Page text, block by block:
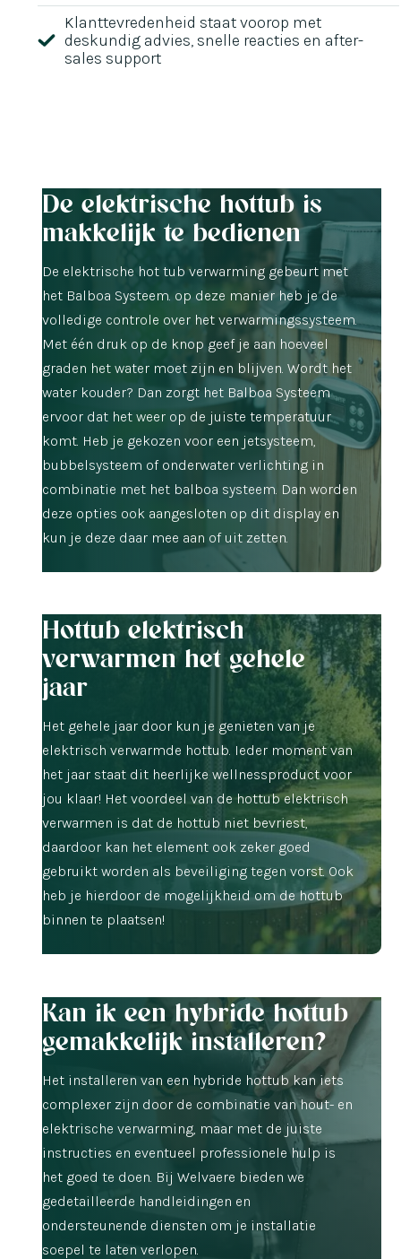
Klanttevredenheid staat voorop met
deskundig advies, snelle reacties en after-
sales support
De elektrische hottub is
makkelijk te bedienen
De elektrische hot tub verwarming gebeurt met
het Balboa Systeem. op deze manier heb je de
volledige controle over het verwarmingssysteem.
Met één druk op de knop geef je aan hoeveel
graden het water moet zijn en blijven. Wordt het
water kouder? Dan zorgt het Balboa Systeem
ervoor dat het weer op de juiste temperatuur
komt. Heb je gekozen voor een jetsysteem,
bubbelsysteem of onderwater verlichting in
combinatie met het balboa systeem. Dan worden
deze opties ook aangesloten op dit display en
kun je deze daar mee aan of uit zetten.
Hottub elektrisch
verwarmen het gehele
jaar
Het gehele jaar door kun je genieten van je
elektrisch verwarmde hottub. Ieder moment van
het jaar staat dit heerlijke wellnessproduct voor
jou klaar! Het voordeel van de hottub elektrisch
verwarmen is dat de hottub niet bevriest,
daardoor kan het element ook zeker goed
gebruikt worden als beveiliging tegen vorst. Ook
heb je hierdoor de mogelijkheid om de hottub
binnen te plaatsen!
Kan ik een hybride hottub
gemakkelijk installeren?
Het installeren van een hybride hottub kan iets
complexer zijn door de combinatie van hout- en
elektrische verwarming, maar met de juiste
instructies en eventueel professionele hulp is
het goed te doen. Bij Welvaere bieden we
gedetailleerde handleidingen en
ondersteunende diensten om je installatie
soepel te laten verlopen.